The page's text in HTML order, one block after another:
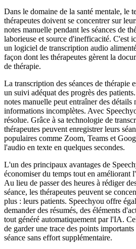
Dans le domaine de la santé mentale, le
thérapeutes doivent se concentrer sur
notes manuelle pendant les séances de
laborieuse et source d'inefficacité. C'est
un logiciel de transcription audio
façon dont les thérapeutes gèrent la
de thérapie.
La transcription des séances de thérapie
un suivi adéquat des progrès des
notes manuelle peut entraîner des détails
informations incomplètes. Avec
résolue. Grâce à sa technologie de
thérapeutes peuvent enregistrer leurs
populaires comme Zoom, Teams et
l'audio en texte en quelques secondes.
L'un des principaux avantages de
économiser du temps tout en améliorant
Au lieu de passer des heures à rédiger
séance, les thérapeutes peuvent se
plus : leurs patients. Speechyou offre
demander des résumés, des éléments
tout généré automatiquement par l'IA.
de garder une trace des points
séance sans effort supplémentaire.